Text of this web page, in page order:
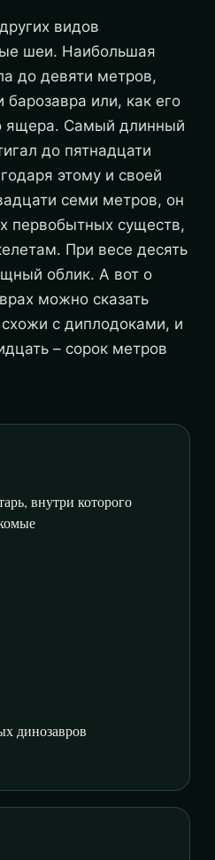
видов
шеи. Наибольшая
до девяти метров,
или, как его
ящера. Самый длинный
до пятнадцати
этому и своей
семи метров, он
первобытных существ,
При весе десять
облик. А вот о
можно сказать
с диплодоками, и
– сорок метров
внутри которого
динозавров